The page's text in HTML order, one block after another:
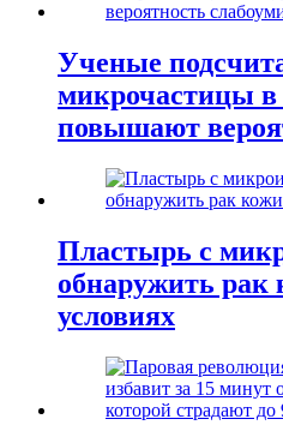
Ученые
микрочастицы в
повышают
Пластырь с
обнаружить
условиях